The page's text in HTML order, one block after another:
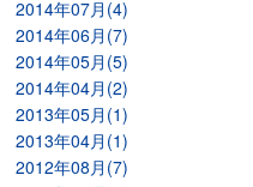
2014年07月(4)
2014年06月(7)
2014年05月(5)
2014年04月(2)
2013年05月(1)
2013年04月(1)
2012年08月(7)